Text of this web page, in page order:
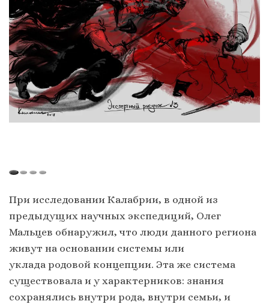
При исследовании Калабрии, в одной из
предыдущих научных экспедиций, Олег
Мальцев обнаружил, что люди данного региона
живут на основании системы или
уклада родовой концепции. Эта же система
существовала и у характерников: знания
сохранялись внутри рода, внутри семьи, и